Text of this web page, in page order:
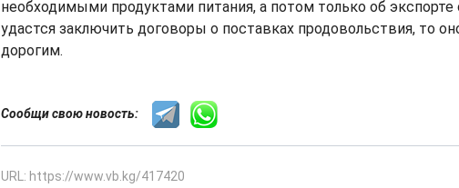
необходимыми продуктами питания, а потом только об экспорте
удастся заключить договоры о поставках продовольствия, то
дорогим.
Сообщи свою новость:
URL: https://www.vb.kg/417420